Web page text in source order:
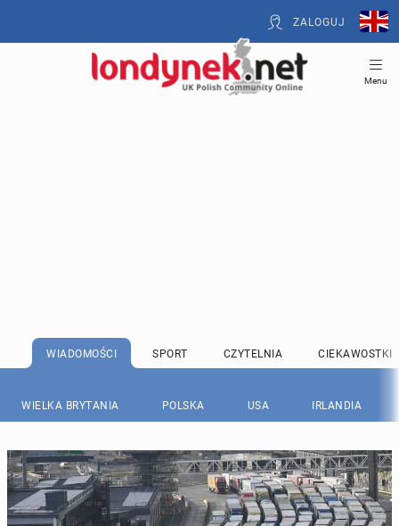
ZALOGUJ
Menu
WIADOMOŚCI SPORT CZYTELNIA CIEKAWOSTKI
WIELKA BRYTANIA POLSKA USA IRLANDIA